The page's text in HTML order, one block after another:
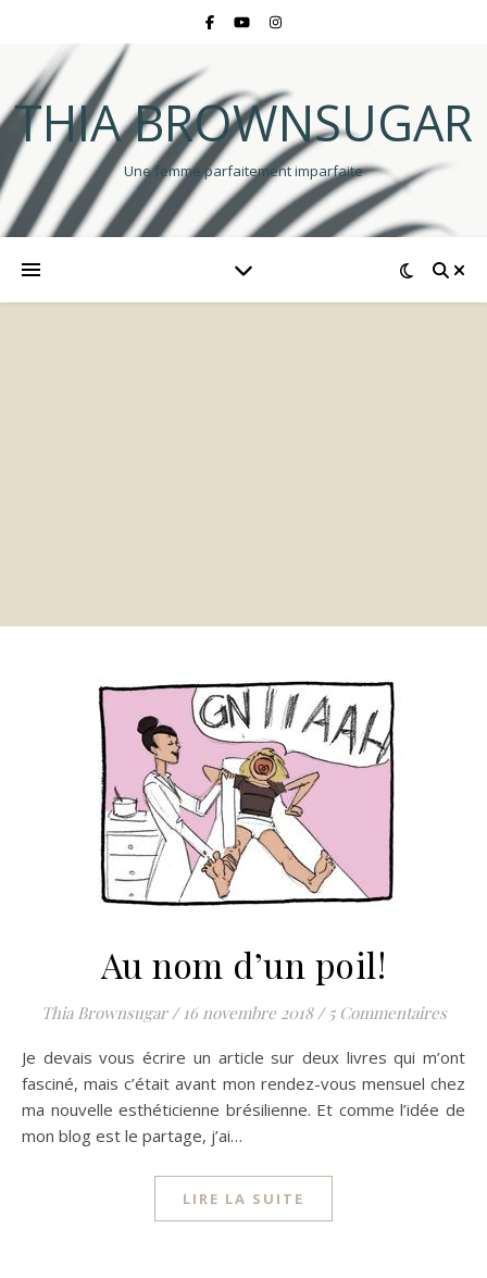
THIA BROWNSUGAR
Une femme parfaitement imparfaite
Au nom d’un poil!
Thia Brownsugar / 16 novembre 2018 / 5 Commentaires
Je devais vous écrire un article sur deux livres qui m’ont
fasciné, mais c’était avant mon rendez-vous mensuel chez
ma nouvelle esthéticienne brésilienne. Et comme l’idée de
mon blog est le partage, j’ai…
LIRE LA SUITE